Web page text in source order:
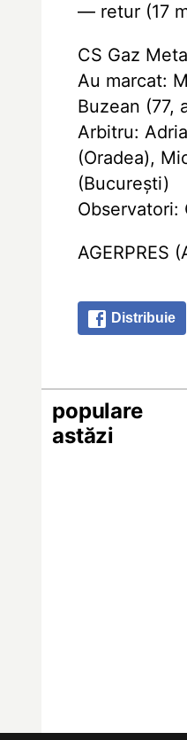
— retur (17
CS Gaz
Au marcat:
Buzean (77,
Arbitru:
(Oradea),
(București)
AGERPRES
Distribuie
populare
astăzi